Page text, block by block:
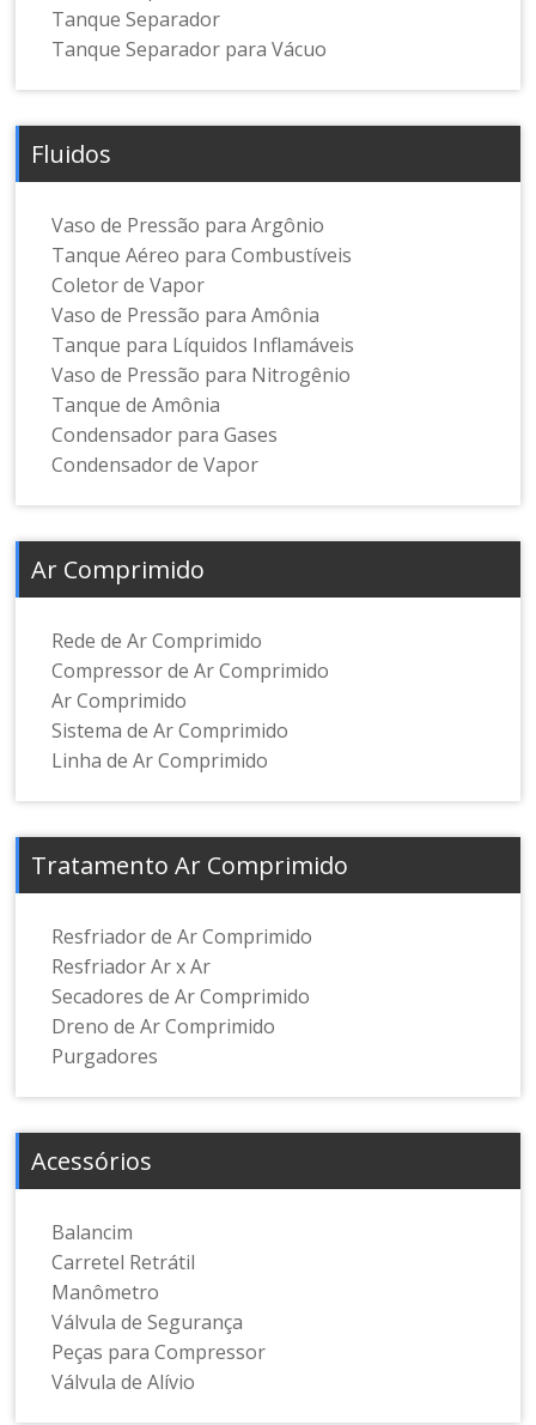
Tanque Separador
Tanque Separador para Vácuo
Fluidos
Vaso de Pressão para Argônio
Tanque Aéreo para Combustíveis
Coletor de Vapor
Vaso de Pressão para Amônia
Tanque para Líquidos Inflamáveis
Vaso de Pressão para Nitrogênio
Tanque de Amônia
Condensador para Gases
Condensador de Vapor
Ar Comprimido
Rede de Ar Comprimido
Compressor de Ar Comprimido
Ar Comprimido
Sistema de Ar Comprimido
Linha de Ar Comprimido
Tratamento Ar Comprimido
Resfriador de Ar Comprimido
Resfriador Ar x Ar
Secadores de Ar Comprimido
Dreno de Ar Comprimido
Purgadores
Acessórios
Balancim
Carretel Retrátil
Manômetro
Válvula de Segurança
Peças para Compressor
Válvula de Alívio